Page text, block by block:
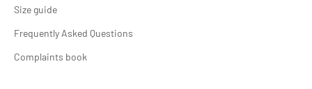
Size guide
Frequently Asked Questions
Complaints book